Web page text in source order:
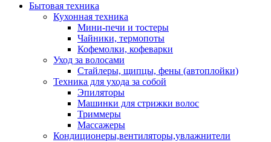
Бытовая техника
Кухонная техника
Мини-печи и тостеры
Чайники, термопоты
Кофемолки, кофеварки
Уход за волосами
Стайлеры, щипцы, фены (автоплойки)
Техника для ухода за собой
Эпиляторы
Машинки для стрижки волос
Триммеры
Массажеры
Кондиционеры,вентиляторы,увлажнители